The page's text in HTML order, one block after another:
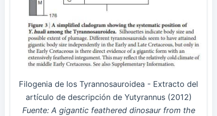
Filogenia de los Tyrannosauroidea - Extracto del
artículo de descripción de Yutyrannus (2012)
Fuente: A gigantic feathered dinosaur from the